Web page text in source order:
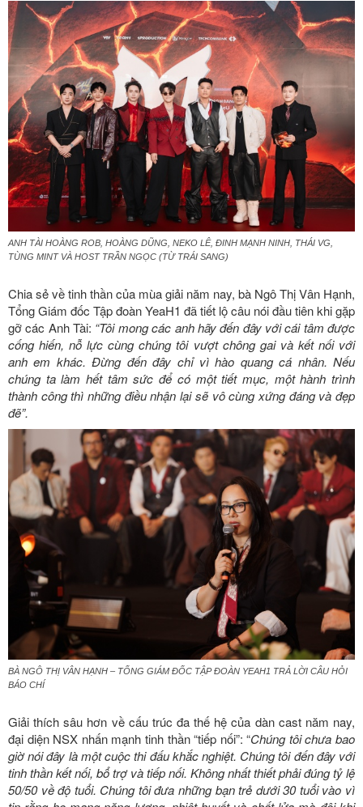
ANH TÀI HOÀNG ROB, HOÀNG DŨNG, NEKO LÊ, ĐINH MẠNH NINH, THÁI VG,
TÙNG MINT VÀ HOST TRẦN NGỌC (TỪ TRÁI SANG)
Chia sẻ về tinh thần của mùa giải năm nay, bà Ngô Thị Vân Hạnh,
Tổng Giám đốc Tập đoàn YeaH1 đã tiết lộ câu nói đầu tiên khi gặp
gỡ các Anh Tài: “Tôi mong các anh hãy đến đây với cái tâm được
cống hiến, nỗ lực cùng chúng tôi vượt chông gai và kết nối với
anh em khác. Đừng đến đây chỉ vì hào quang cá nhân. Nếu
chúng ta làm hết tâm sức để có một tiết mục, một hành trình
thành công thì những điều nhận lại sẽ vô cùng xứng đáng và đẹp
đẽ”.
BÀ NGÔ THỊ VÂN HẠNH – TỔNG GIÁM ĐỐC TẬP ĐOÀN YEAH1 TRẢ LỜI CÂU HỎI
BÁO CHÍ
Giải thích sâu hơn về cấu trúc đa thế hệ của dàn cast năm nay,
đại diện NSX nhấn mạnh tinh thần “tiếp nối”: “Chúng tôi chưa bao
giờ nói đây là một cuộc thi đấu khắc nghiệt. Chúng tôi đến đây với
tinh thần kết nối, bổ trợ và tiếp nối. Không nhất thiết phải đúng tỷ lệ
50/50 về độ tuổi. Chúng tôi đưa những bạn trẻ dưới 30 tuổi vào vì